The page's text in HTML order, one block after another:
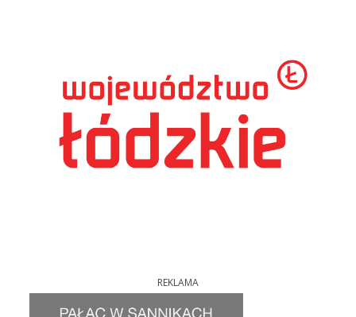
REKLAMA